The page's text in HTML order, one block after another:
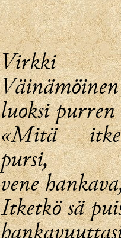
Virkki
Väinämöinen
luoksi purren
«Mitä
pursi,
vene
Itketkö sä